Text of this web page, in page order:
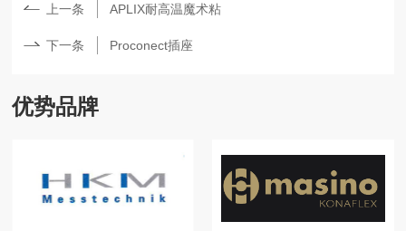
上一条 APLIX耐高温魔术粘
下一条 Proconect插座
优势品牌